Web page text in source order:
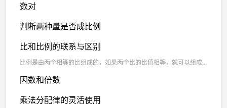
数对
判断两种量是否成比例
比和比例的联系与区别
比例是由两个相等的比组成的，如果两个比的比值相等，就可以组成比例；组成比例的两个比的比值一定相等。
因数和倍数
乘法分配律的灵活使用